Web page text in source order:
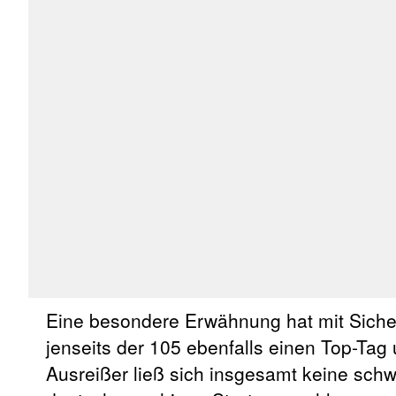
Eine besondere Erwähnung hat mit
jenseits der 105 ebenfalls einen Top-
Ausreißer ließ sich insgesamt keine